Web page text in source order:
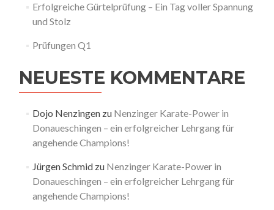
Erfolgreiche Gürtelprüfung – Ein Tag voller Spannung
und Stolz
Prüfungen Q1
NEUESTE KOMMENTARE
Dojo Nenzingenzu Nenzinger Karate-Power in
Donaueschingen – ein erfolgreicher Lehrgang für
angehende Champions!
Jürgen Schmidzu Nenzinger Karate-Power in
Donaueschingen – ein erfolgreicher Lehrgang für
angehende Champions!